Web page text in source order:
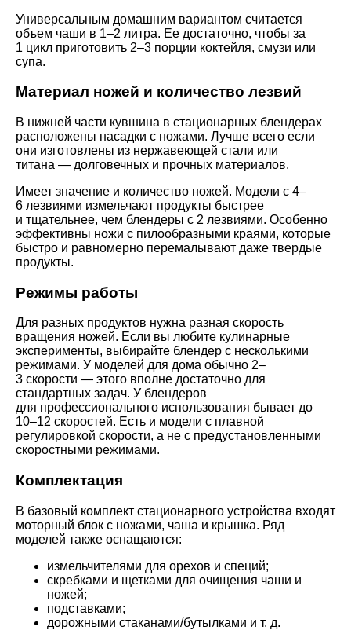
Универсальным домашним вариантом считается
объем чаши в 1–2 литра. Ее достаточно, чтобы за
1 цикл приготовить 2–3 порции коктейля, смузи или
супа.
Материал ножей и количество лезвий
В нижней части кувшина в стационарных блендерах
расположены насадки с ножами. Лучше всего если
они изготовлены из нержавеющей стали или
титана — долговечных и прочных материалов.
Имеет значение и количество ножей. Модели с 4–
6 лезвиями измельчают продукты быстрее
и тщательнее, чем блендеры с 2 лезвиями. Особенно
эффективны ножи с пилообразными краями, которые
быстро и равномерно перемалывают даже твердые
продукты.
Режимы работы
Для разных продуктов нужна разная скорость
вращения ножей. Если вы любите кулинарные
эксперименты, выбирайте блендер с несколькими
режимами. У моделей для дома обычно 2–
3 скорости — этого вполне достаточно для
стандартных задач. У блендеров
для профессионального использования бывает до
10–12 скоростей. Есть и модели с плавной
регулировкой скорости, а не с предустановленными
скоростными режимами.
Комплектация
В базовый комплект стационарного устройства входят
моторный блок с ножами, чаша и крышка. Ряд
моделей также оснащаются:
измельчителями для орехов и специй;
скребками и щетками для очищения чаши и
ножей;
подставками;
дорожными стаканами/бутылками и т. д.